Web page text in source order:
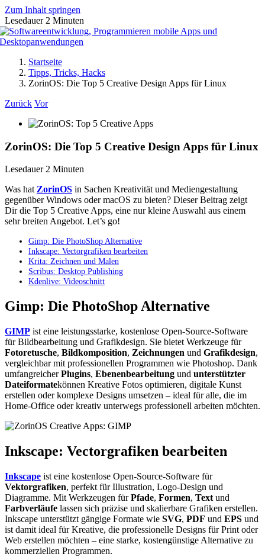
Zum Inhalt springen
Lesedauer 2 Minuten
Startseite
Tipps, Tricks, Hacks
ZorinOS: Die Top 5 Creative Design Apps für Linux
Zurück Vor
ZorinOS: Die Top 5 Creative Design Apps für Linux
Lesedauer 2 Minuten
Was hatZorinOS in Sachen Kreativität und Mediengestaltung
gegenüber Windows oder macOS zu bieten? Dieser Beitrag zeigt
Dir die Top 5 Creative Apps, eine nur kleine Auswahl aus einem
sehr breiten Angebot. Let’s go!
Gimp: Die PhotoShop Alternative
Inkscape: Vectorgrafiken bearbeiten
Krita: Zeichnen und Malen
Scribus: Desktop Publishing
Kdenlive: Videoschnitt
Gimp: Die PhotoShop Alternative
GIMP ist eine leistungsstarke, kostenlose Open-Source-Software
für Bildbearbeitung und Grafikdesign. Sie bietet Werkzeuge für
Fotoretusche, Bildkomposition, Zeichnungen und Grafikdesign,
vergleichbar mit professionellen Programmen wie Photoshop. Dank
umfangreicherPlugins, Ebenenbearbeitung und unterstützter
Dateiformatekönnen Kreative Fotos optimieren, digitale Kunst
erstellen oder komplexe Designs umsetzen – ideal für alle, die im
Home-Office oder kreativ unterwegs professionell arbeiten möchten.
Inkscape: Vectorgrafiken bearbeiten
Inkscape ist eine kostenlose Open-Source-Software für
Vektorgrafiken, perfekt für Illustration, Logo-Design und
Diagramme. Mit Werkzeugen fürPfade, Formen, Text und
Farbverläufe lassen sich präzise und skalierbare Grafiken erstellen.
Inkscape unterstützt gängige Formate wie SVG, PDF und EPS und
ist damit ideal für Kreative, die professionelle Designs für Print oder
Web erstellen möchten – eine starke, kostengünstige Alternative zu
kommerziellen Programmen.